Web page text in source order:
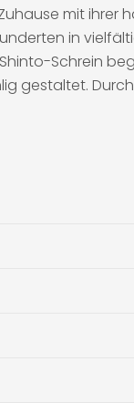
mit
in
Schrein
gestaltet.